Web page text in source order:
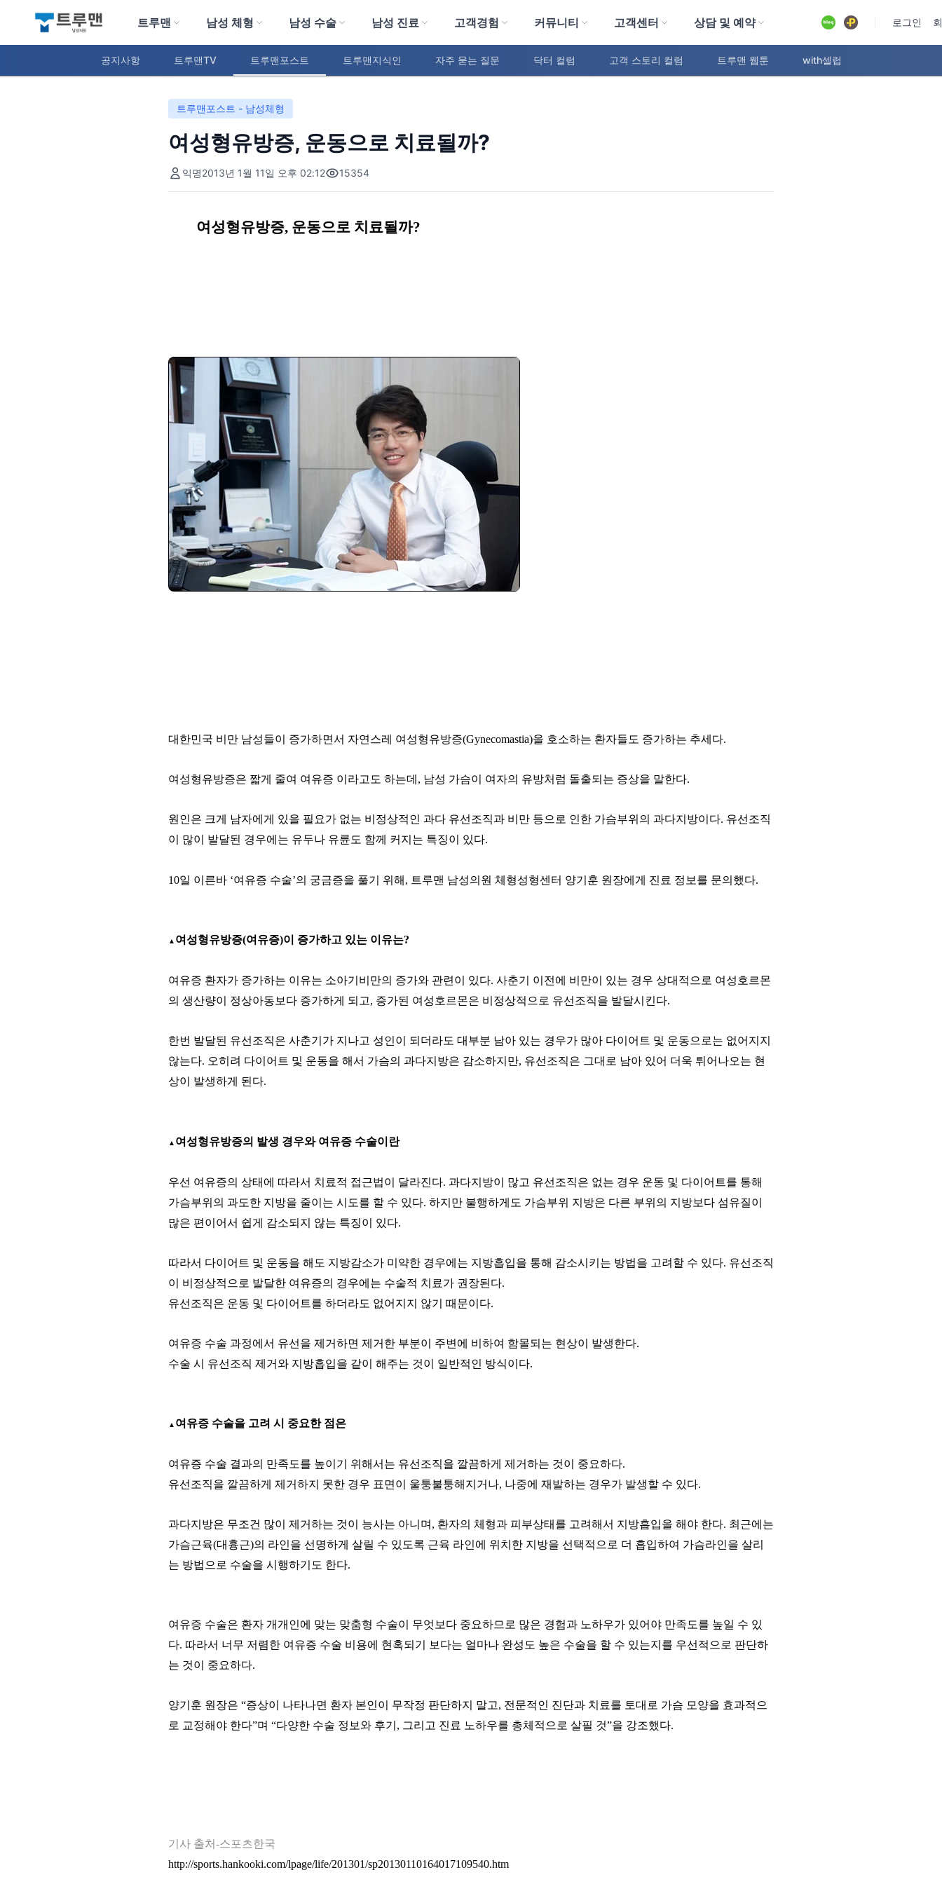
트루맨 남성의원
트루맨 남성 체형 남성 수술 남성 진료 고객경험 커뮤니티 고객센터 상담 및 예약 유튜브 로그인
공지사항 트루맨TV 트루맨포스트 트루맨지식인 자주 묻는 질문 닥터 컬럼 고객 스토리 컬럼 트루맨 웹툰 with셀럽
트루맨포스트 - 남성체형
여성형유방증, 운동으로 치료될까?
익명2013년 1월 11일 오후 02:12 15354
여성형유방증, 운동으로 치료될까?
대한민국 비만 남성들이 증가하면서 자연스레 여성형유방증(Gynecomastia)을 호소하는 환자들도 증가하는 추세다.
여성형유방증은 짧게 줄여 여유증 이라고도 하는데 , 남성 가슴이 여자의 유방처럼 돌출되는 증상을 말한다.
원인은 크게 남자에게 있을 필요가 없는 비정상적인 과다 유선조직과 비만 등으로 인한 가슴부위의 과다지방이다. 유선조직
이 많이 발달된 경우에는 유두나 유륜도 함께 커지는 특징이 있다.
10일 이른바 ‘여유증 수술’의 궁금증을 풀기 위해 , 트루맨 남성의원 체형성형센터 양기훈 원장에게 진료 정보를 문의했다.
▲ 여성형유방증(여유증)이 증가하고 있는 이유는?
여유증 환자가 증가하는 이유는 소아기비만의 증가와 관련이 있다. 사춘기 이전에 비만이 있는 경우 상대적으로 여성호르몬
의 생산량이 정상아동보다 증가하게 되고, 증가된 여성호르몬은 비정상적으로 유선조직을 발달시킨다.
한번 발달된 유선조직은 사춘기가 지나고 성인이 되더라도 대부분 남아 있는 경우가 많아 다이어트 및 운동으로는 없어지지
않는다. 오히려 다이어트 및 운동을 해서 가슴의 과다지방은 감소하지만, 유선조직은 그대로 남아 있어 더욱 튀어나오는 현
상이 발생하게 된다.
▲ 여성형유방증의 발생 경우와 여유증 수술이란
우선 여유증의 상태에 따라서 치료적 접근법이 달라진다. 과다지방이 많고 유선조직은 없는 경우 운동 및 다이어트를 통해
가슴부위의 과도한 지방을 줄이는 시도를 할 수 있다. 하지만 불행하게도 가슴부위 지방은 다른 부위의 지방보다 섬유질이
많은 편이어서 쉽게 감소되지 않는 특징이 있다.
따라서 다이어트 및 운동을 해도 지방감소가 미약한 경우에는 지방흡입을 통해 감소시키는 방법을 고려할 수 있다. 유선조직
이 비정상적으로 발달한 여유증의 경우에는 수술적 치료가 권장된다.
유선조직은 운동 및 다이어트를 하더라도 없어지지 않기 때문이다.
여유증 수술 과정에서 유선을 제거하면 제거한 부분이 주변에 비하여 함몰되는 현상이 발생한다.
수술 시 유선조직 제거와 지방흡입을 같이 해주는 것이 일반적인 방식이다.
▲ 여유증 수술을 고려 시 중요한 점은
여유증 수술 결과의 만족도를 높이기 위해서는 유선조직을 깔끔하게 제거하는 것이 중요하다.
유선조직을 깔끔하게 제거하지 못한 경우 표면이 울퉁불퉁해지거나, 나중에 재발하는 경우가 발생할 수 있다.
과다지방은 무조건 많이 제거하는 것이 능사는 아니며 , 환자의 체형과 피부상태를 고려해서 지방흡입을 해야 한다. 최근에는
가슴근육(대흉근)의 라인을 선명하게 살릴 수 있도록 근육 라인에 위치한 지방을 선택적으로 더 흡입하여 가슴라인을 살리
는 방법으로 수술을 시행하기도 한다.
여유증 수술은 환자 개개인에 맞는 맞춤형 수술이 무엇보다 중요하므로 많은 경험과 노하우가 있어야 만족도를 높일 수 있
다. 따라서 너무 저렴한 여유증 수술 비용에 현혹되기 보다는 얼마나 완성도 높은 수술을 할 수 있는지를 우선적으로 판단하
는 것이 중요하다.
양기훈 원장은 “증상이 나타나면 환자 본인이 무작정 판단하지 말고, 전문적인 진단과 치료를 토대로 가슴 모양을 효과적으
로 교정해야 한다”며 “다양한 수술 정보와 후기 , 그리고 진료 노하우를 총체적으로 살필 것”을 강조했다.
기사 출처-스포츠한국
http://sports.hankooki.com/lpage/life/201301/sp20130110164017109540.htm